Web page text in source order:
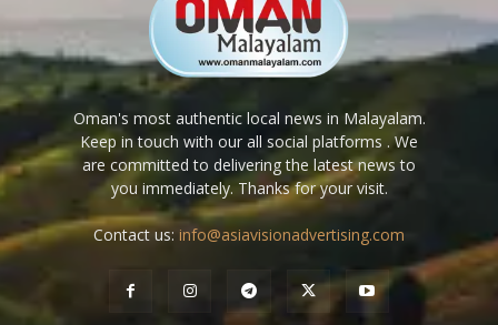
Oman's most authentic local news in Malayalam.
Keep in touch with our all social platforms . We
are committed to delivering the latest news to
you immediately. Thanks for your visit.
Contact us: info@asiavisionadvertising.com